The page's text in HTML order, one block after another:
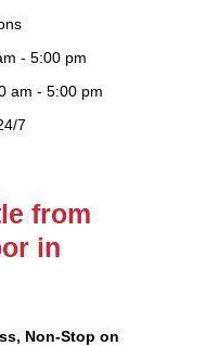
- 5:00 pm
am - 5:00 pm
7
from
in
, Non-Stop on